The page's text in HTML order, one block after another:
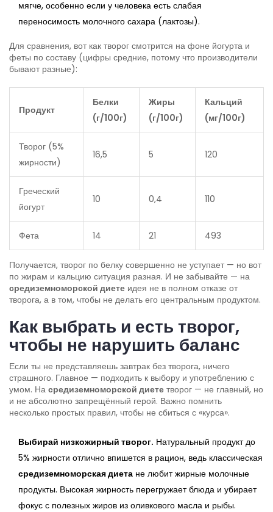
мягче, особенно если у человека есть слабая
переносимость молочного сахара (лактозы).
Для сравнения, вот как творог смотрится на фоне йогурта и
феты по составу (цифры средние, потому что производители
бывают разные):
Продукт
Белки
(г/100г)
Жиры
(г/100г)
Кальций
(мг/100г)
Творог (5%
жирности)
16,5 5 120
Греческий
йогурт
10 0,4 110
Фета 14 21 493
Получается, творог по белку совершенно не уступает — но вот
по жирам и кальцию ситуация разная. И не забывайте — на
средиземноморской диете идея не в полном отказе от
творога, а в том, чтобы не делать его центральным продуктом.
Как выбрать и есть творог,
чтобы не нарушить баланс
Если ты не представляешь завтрак без творога, ничего
страшного. Главное — подходить к выбору и употреблению с
умом. На средиземноморской диете творог — не главный, но
и не абсолютно запрещённый герой. Важно помнить
несколько простых правил, чтобы не сбиться с «курса».
Выбирай низкожирный творог. Натуральный продукт до
5% жирности отлично впишется в рацион, ведь классическая
средиземноморская диета не любит жирные молочные
продукты. Высокая жирность перегружает блюда и убирает
фокус с полезных жиров из оливкового масла и рыбы.